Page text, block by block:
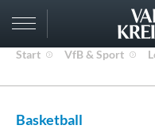
Start VfB & Sport
Basketball